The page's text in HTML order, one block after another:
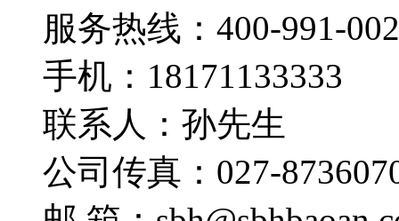
服务热线：400-991-
手机：18171133333
联系人：孙先生
公司传真：027-